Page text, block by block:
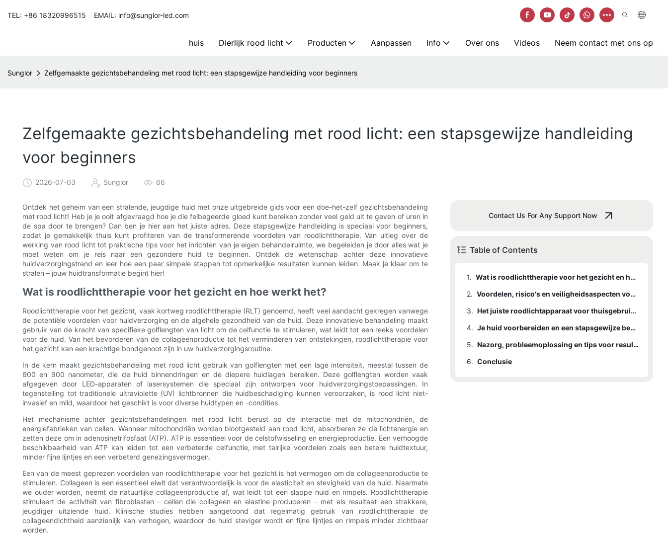
TEL: +86 18320996515 EMAIL: info@sunglor-led.com
huis Dierlijk rood licht Producten Aanpassen Info Over ons Videos Neem contact met ons op
Sunglor Zelfgemaakte gezichtsbehandeling met rood licht: een stapsgewijze handleiding voor beginners
Zelfgemaakte gezichtsbehandeling met rood licht: een stapsgewijze handleiding
voor beginners
2026-07-03 Sunglor 66
Ontdek het geheim van een stralende, jeugdige huid met onze uitgebreide gids voor een doe-het-zelf gezichtsbehandeling
met rood licht! Heb je je ooit afgevraagd hoe je die felbegeerde gloed kunt bereiken zonder veel geld uit te geven of uren in
de spa door te brengen? Dan ben je hier aan het juiste adres. Deze stapsgewijze handleiding is speciaal voor beginners,
zodat je gemakkelijk thuis kunt profiteren van de transformerende voordelen van roodlichttherapie. Van uitleg over de
werking van rood licht tot praktische tips voor het inrichten van je eigen behandelruimte, we begeleiden je door alles wat je
moet weten om je reis naar een gezondere huid te beginnen. Ontdek de wetenschap achter deze innovatieve
huidverzorgingstrend en leer hoe een paar simpele stappen tot opmerkelijke resultaten kunnen leiden. Maak je klaar om te
stralen – jouw huidtransformatie begint hier!
Wat is roodlichttherapie voor het gezicht en hoe werkt het?
Roodlichttherapie voor het gezicht, vaak kortweg roodlichttherapie (RLT) genoemd, heeft veel aandacht gekregen vanwege
de potentiële voordelen voor huidverzorging en de algehele gezondheid van de huid. Deze innovatieve behandeling maakt
gebruik van de kracht van specifieke golflengten van licht om de celfunctie te stimuleren, wat leidt tot een reeks voordelen
voor de huid. Van het bevorderen van de collageenproductie tot het verminderen van ontstekingen, roodlichttherapie voor
het gezicht kan een krachtige bondgenoot zijn in uw huidverzorgingsroutine.
In de kern maakt gezichtsbehandeling met rood licht gebruik van golflengten met een lage intensiteit, meestal tussen de
600 en 900 nanometer, die de huid binnendringen en de diepere huidlagen bereiken. Deze golflengten worden vaak
afgegeven door LED-apparaten of lasersystemen die speciaal zijn ontworpen voor huidverzorgingstoepassingen. In
tegenstelling tot traditionele ultraviolette (UV) lichtbronnen die huidbeschadiging kunnen veroorzaken, is rood licht niet-
invasief en mild, waardoor het geschikt is voor diverse huidtypen en -condities.
Het mechanisme achter gezichtsbehandelingen met rood licht berust op de interactie met de mitochondriën, de
energiefabrieken van cellen. Wanneer mitochondriën worden blootgesteld aan rood licht, absorberen ze de lichtenergie en
zetten deze om in adenosinetrifosfaat (ATP). ATP is essentieel voor de celstofwisseling en energieproductie. Een verhoogde
beschikbaarheid van ATP kan leiden tot een verbeterde celfunctie, met talrijke voordelen zoals een betere huidtextuur,
minder fijne lijntjes en een verbeterd genezingsvermogen.
Een van de meest geprezen voordelen van roodlichttherapie voor het gezicht is het vermogen om de collageenproductie te
stimuleren. Collageen is een essentieel eiwit dat verantwoordelijk is voor de elasticiteit en stevigheid van de huid. Naarmate
we ouder worden, neemt de natuurlijke collageenproductie af, wat leidt tot een slappe huid en rimpels. Roodlichttherapie
stimuleert de activiteit van fibroblasten – cellen die collageen en elastine produceren – met als resultaat een strakkere,
jeugdiger uitziende huid. Klinische studies hebben aangetoond dat regelmatig gebruik van roodlichttherapie de
collageendichtheid aanzienlijk kan verhogen, waardoor de huid steviger wordt en fijne lijntjes en rimpels minder zichtbaar
worden.
Contact Us For Any Support Now
Table of Contents
1.
Wat is roodlichttherapie voor het gezicht en hoe werkt het?
2.
Voordelen, risico's en veiligheidsaspecten voor beginners
3.
Het juiste roodlichtapparaat voor thuisgebruik kiezen
4.
Je huid voorbereiden en een stapsgewijze behandeling uitvoeren
5.
Nazorg, probleemoplossing en tips voor resultaten op de lange termijn
6. Conclusie